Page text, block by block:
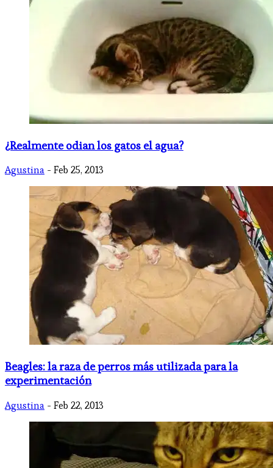
¿Realmente odian los gatos el agua?
Agustina - Feb 25, 2013
Beagles: la raza de perros más utilizada para la
experimentación
Agustina - Feb 22, 2013